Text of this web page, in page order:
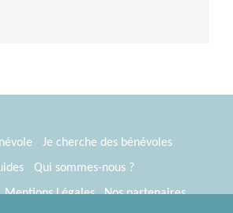
Je cherche des bénévoles
Qui sommes-nous ?
Mentions Légales
Nos partenaires